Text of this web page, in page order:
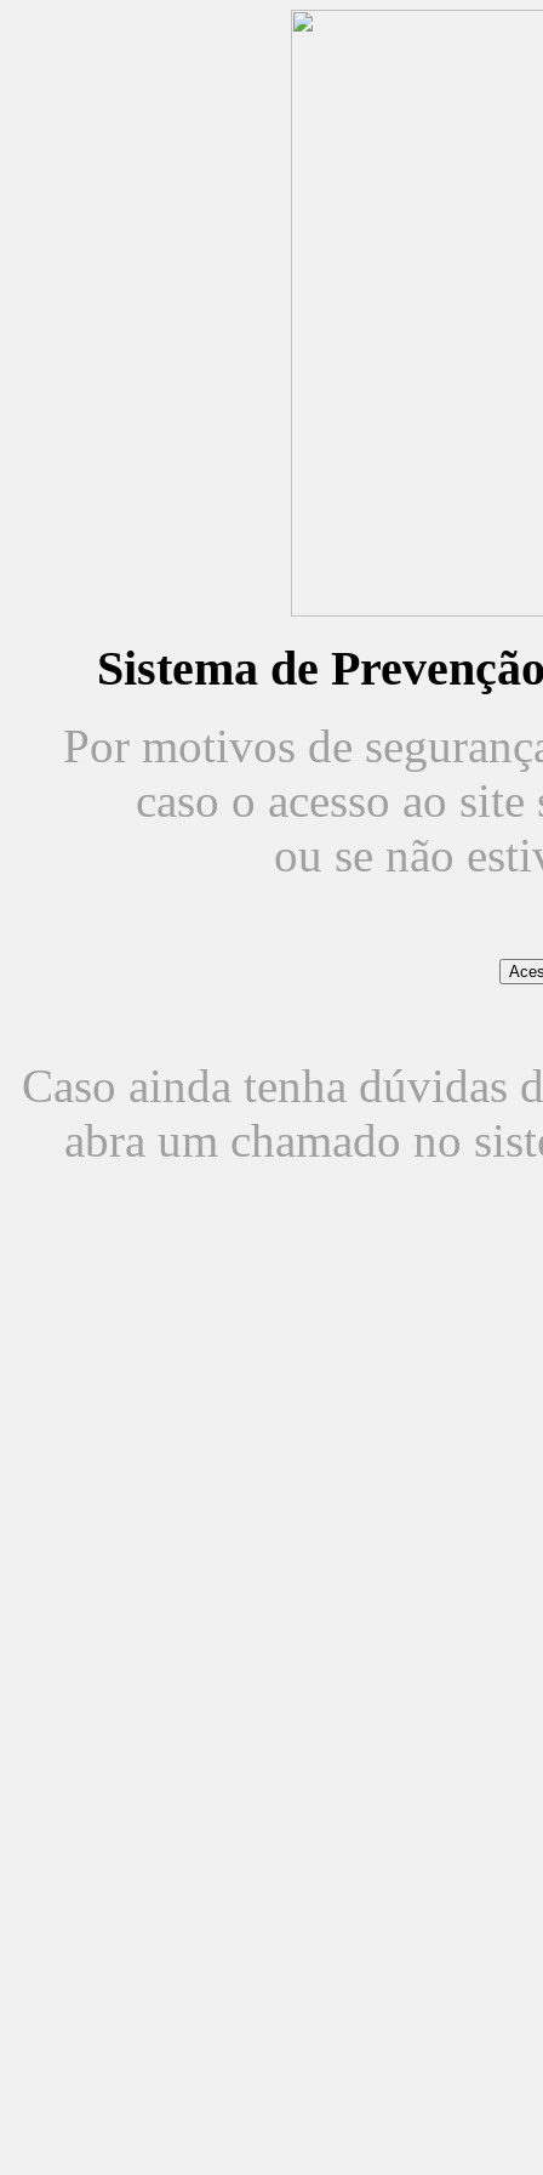
Sistema de
Por motivos de
caso o acesso ao
ou se não
Caso ainda tenha dúvidas
abra um chamado no